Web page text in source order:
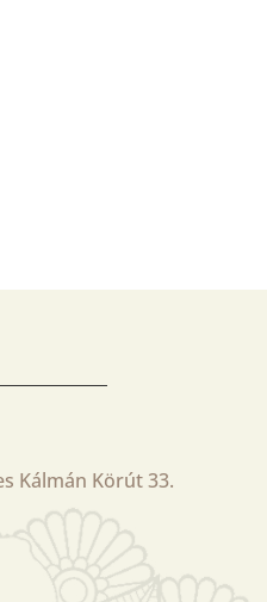
Kálmán Körút 33.